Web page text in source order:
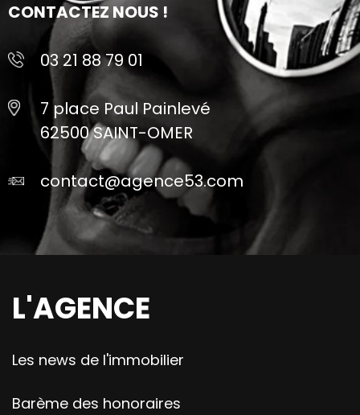
CONTACTEZ NOUS !
03 21 88 79 01
7 place Paul Painlevé
62500 SAINT-OMER
contact@agence53.com
L'AGENCE
Les news de l'immobilier
Barème des honoraires